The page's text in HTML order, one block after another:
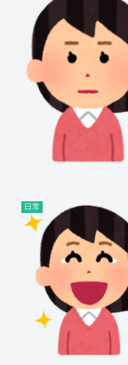
日常